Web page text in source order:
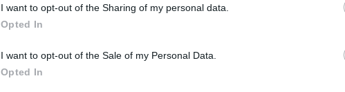
I want to opt-out of the Sharing of my personal data.
Opted In
I want to opt-out of the Sale of my Personal Data.
Opted In
americana